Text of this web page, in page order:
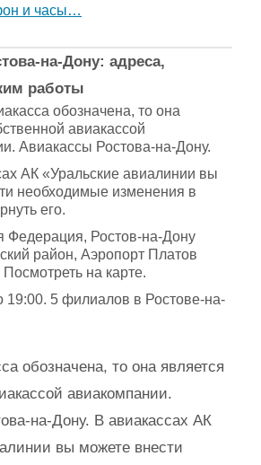
и часы…
на-Дону: адреса,
работы
обозначена, то она
авиакассой
Авиакассы Ростова-на-Дону.
АК «Уральские авиалинии вы
необходимые изменения в
его.
Федерация, Ростов-на-Дону
район, Аэропорт Платов
Посмотреть на карте.
19:00. 5 филиалов в Ростове-на-
обозначена, то она является
авиакомпании.
на-Дону. В авиакассах АК
вы можете внести